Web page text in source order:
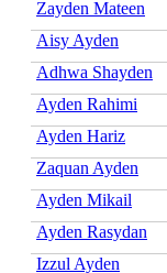
Zayden Mateen
Aisy Ayden
Adhwa Shayden
Ayden Rahimi
Ayden Hariz
Zaquan Ayden
Ayden Mikail
Ayden Rasydan
Izzul Ayden